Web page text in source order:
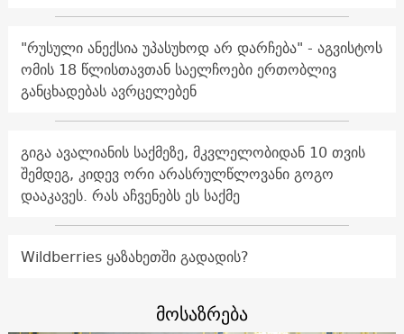
"რუსული ანექსია უპასუხოდ არ დარჩება" - აგვისტოს
ომის 18 წლისთავთან საელჩოები ერთობლივ
განცხადებას ავრცელებენ
გიგა ავალიანის საქმეზე, მკვლელობიდან 10 თვის
შემდეგ, კიდევ ორი არასრულწლოვანი გოგო
დააკავეს. რას აჩვენებს ეს საქმე
Wildberries ყაზახეთში გადადის?
მოსაზრება